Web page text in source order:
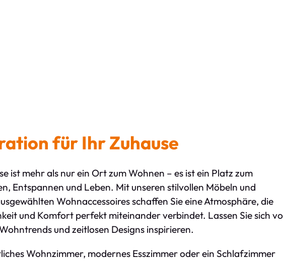
für Ihr Zuhause
ist mehr als nur ein Ort zum Wohnen – es ist ein Platz zum
Entspannen und Leben. Mit unseren stilvollen Möbeln und
Wohnaccessoires schaffen Sie eine Atmosphäre, die
und Komfort perfekt miteinander verbindet. Lassen Sie sich
und zeitlosen Designs inspirieren.
Wohnzimmer, modernes Esszimmer oder ein Schlafzimmer